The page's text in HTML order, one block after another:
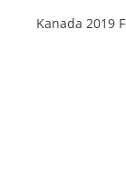
Kanada 2019